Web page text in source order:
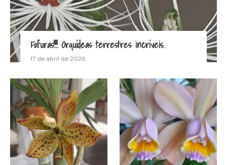
Fofuras!!!! Orquídeas terrestres incríveis.
17 de abril de 2026